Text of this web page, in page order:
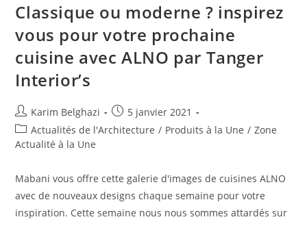
Classique ou moderne ? inspirez
vous pour votre prochaine
cuisine avec ALNO par Tanger
Interior’s
Karim Belghazi
5 janvier 2021
Actualités de l'Architecture / Produits à la Une / Zone
Actualité à la Une
Mabani vous offre cette galerie d'images de cuisines ALNO
avec de nouveaux designs chaque semaine pour votre
inspiration. Cette semaine nous nous sommes attardés sur